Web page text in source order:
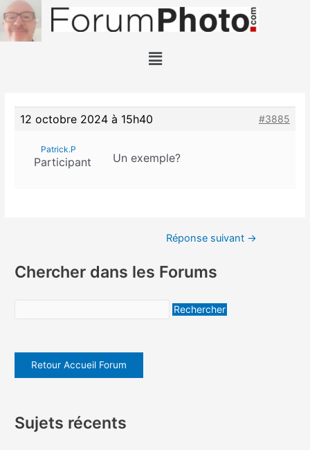
12 octobre 2024 à 15h40 #3885
Patrick.P
Participant Un exemple?
Réponse suivant →
Chercher dans les Forums
Retour Accueil Forum
Sujets récents